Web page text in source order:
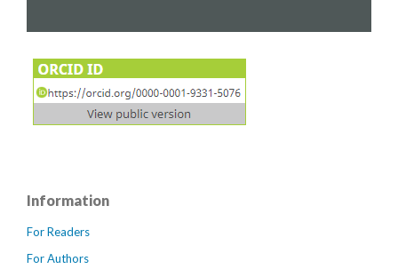
Information
For Readers
For Authors